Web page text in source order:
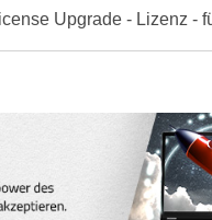
Upgrade - Lizenz -